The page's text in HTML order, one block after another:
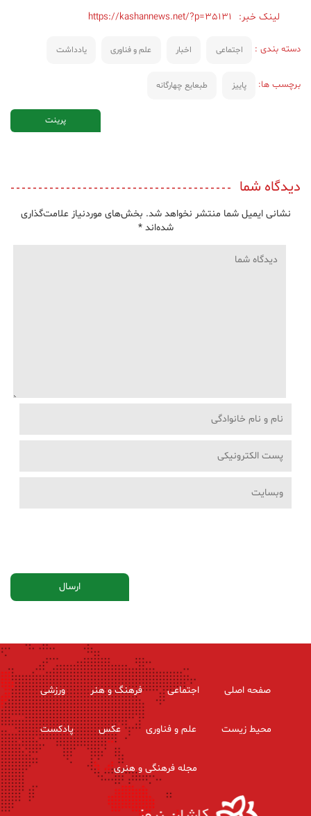
لینک خبر: https://kashannews.net/?p=35131
دسته بندی : اجتماعی اخبار علم و فناوری یادداشت
برچسب ها: پاییز طبعایع چهارگانه
پرینت
دیدگاه شما
نشانی ایمیل شما منتشر نخواهد شد. بخش‌های موردنیاز علامت‌گذاری
شده‌اند*
صفحه اصلی اجتماعی فرهنگ و هنر ورزشی
محیط زیست علم و فناوری عکس پادکست
مجله فرهنگی و هنری